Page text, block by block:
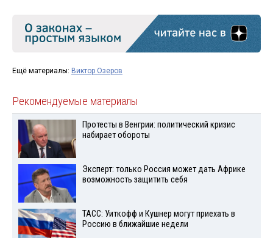
Ещё материалы: Виктор Озеров
Рекомендуемые материалы
Протесты в Венгрии: политический кризис
набирает обороты
Эксперт: только Россия может дать Африке
возможность защитить себя
ТАСС: Уиткофф и Кушнер могут приехать в
Россию в ближайшие недели